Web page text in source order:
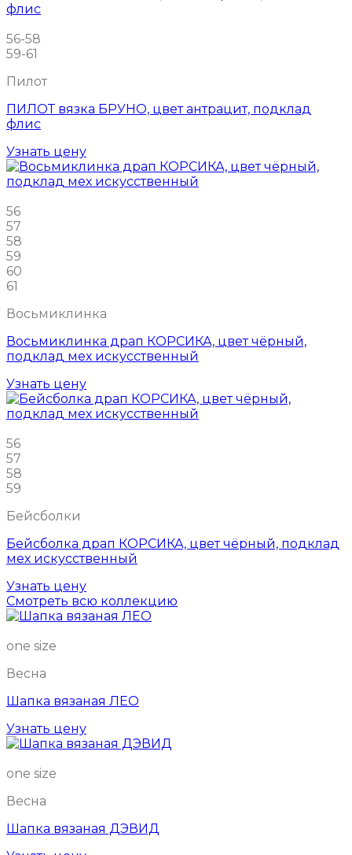
56-58
59-61
Пилот
ПИЛОТ вязка БРУНО, цвет антрацит, подклад
флис
Узнать цену
56
57
58
59
60
61
Восьмиклинка
Восьмиклинка драп КОРСИКА, цвет чёрный,
подклад мех искусственный
Узнать цену
56
57
58
59
Бейсболки
Бейсболка драп КОРСИКА, цвет чёрный, подклад
мех искусственный
Узнать цену
Смотреть всю коллекцию
one size
Весна
Шапка вязаная ЛЕО
Узнать цену
one size
Весна
Шапка вязаная ДЭВИД